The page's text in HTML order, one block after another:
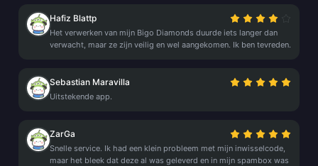
Hafiz Blattp
Het verwerken van mijn Bigo Diamonds duurde iets langer dan
verwacht, maar ze zijn veilig en wel aangekomen. Ik ben tevreden.
Sebastian Maravilla
Uitstekende app.
ZarGa
Snelle service. Ik had een klein probleem met mijn inwisselcode,
maar het bleek dat deze al was geleverd en in mijn spambox was